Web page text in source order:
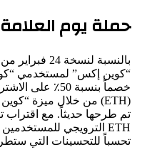
حملة يوم العلامة
بالنسبة
تم طرحها حديثاً. مع اقتراب
تحسباً للتحسينات التي